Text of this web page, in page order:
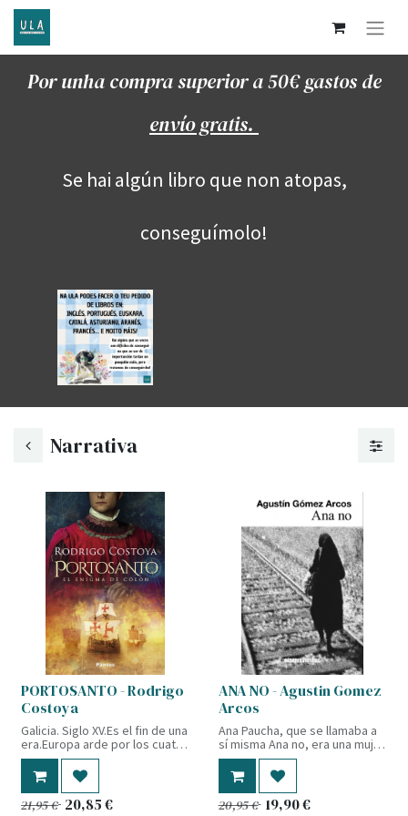
Por unha compra superior a 50€ gastos de
envío gratis.
Se hai algún libro que non atopas,
conseguímolo!
Narrativa
PORTOSANTO - Rodrigo
Costoya
Galicia. Siglo XV.Es el fin de una
era.Europa arde por los cuatro
costados, inmersa en guerras
fratricidas. Una fría sombra
extiende sus alas sobre todo
el continente, alimentada por
el fanatismo y la barbarie.
21,95€ 20,85€
ANA NO - Agustin Gomez
Arcos
Ana Paucha, que se llamaba a
sí misma Ana no, era una mujer
de mar, de sol, de dicha,
prendada de su marido,
pescador, y de sus tres hijos.
El marido y los dos hijos
mayores murieron en la
20,95€ 19,90€